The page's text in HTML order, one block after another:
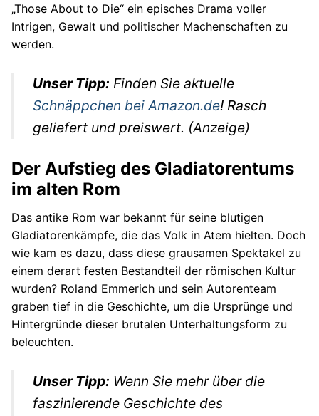
Autos
„Those About to Die“ ein episches Drama voller
Intrigen, Gewalt und politischer Machenschaften zu
werden.
Unser Tipp: Finden Sie aktuelle
Schnäppchen bei Amazon.de! Rasch
geliefert und preiswert. (Anzeige)
Der Aufstieg des Gladiatorentums
im alten Rom
Das antike Rom war bekannt für seine blutigen
Gladiatorenkämpfe, die das Volk in Atem hielten. Doch
wie kam es dazu, dass diese grausamen Spektakel zu
einem derart festen Bestandteil der römischen Kultur
wurden? Roland Emmerich und sein Autorenteam
graben tief in die Geschichte, um die Ursprünge und
Hintergründe dieser brutalen Unterhaltungsform zu
beleuchten.
Unser Tipp: Wenn Sie mehr über die
faszinierende Geschichte des